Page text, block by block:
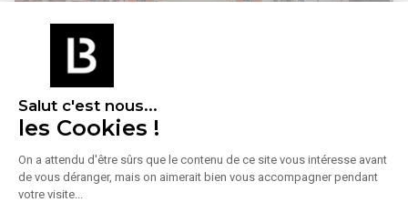
Salut c'est nous...
les Cookies !
On a attendu d'être sûrs que le contenu de ce site vous intéresse avant
de vous déranger, mais on aimerait bien vous accompagner pendant
votre visite...
Location Local d'activités 956 m² à 1 914 m²
59910 Bondues
d'activité neuves d'environ 2 000 m² divisibles, composées
d'entrepôts avec bureaux d'accompagnement.
l'autoroute A22, et est desservi par les transports en
commun (train, métro, tram, bus...).
Nous consulter